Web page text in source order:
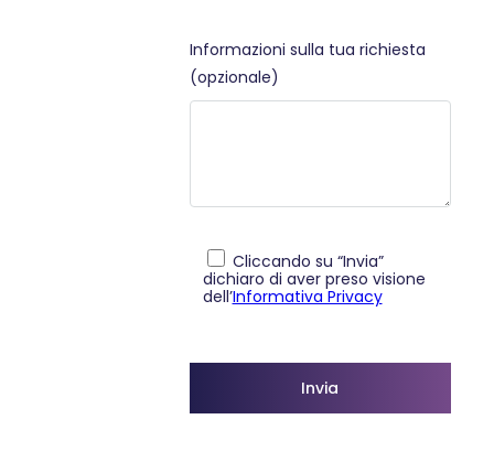
Informazioni sulla tua richiesta
(opzionale)
Cliccando su “Invia”
dichiaro di aver preso visione
dell’Informativa Privacy